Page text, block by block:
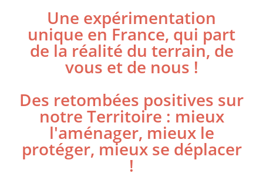
Une expérimentation
unique en France, qui part
de la réalité du terrain, de
vous et de nous !
Des retombées positives sur
notre Territoire : mieux
l'aménager, mieux le
protéger, mieux se déplacer
!